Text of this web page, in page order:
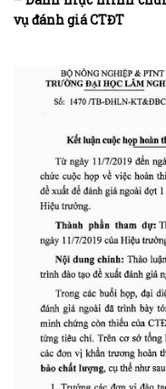
vụ đánh giá CTĐT